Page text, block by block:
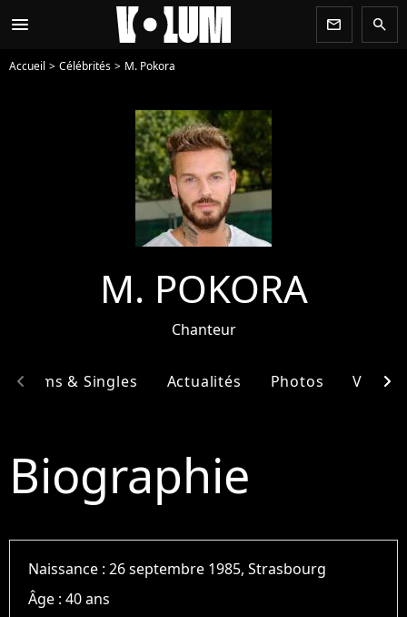
menu newsletter search
Accueil Célébrités M. Pokora
M. POKORA
Chanteur
Albums & Singles Actualités Photos Vidéos
chevron_left chevron_right
Biographie
Naissance :26 septembre 1985, Strasbourg
Âge :40 ans